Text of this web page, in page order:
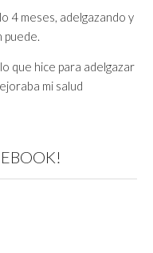
4 meses, adelgazando y
que hice para adelgazar
mi salud